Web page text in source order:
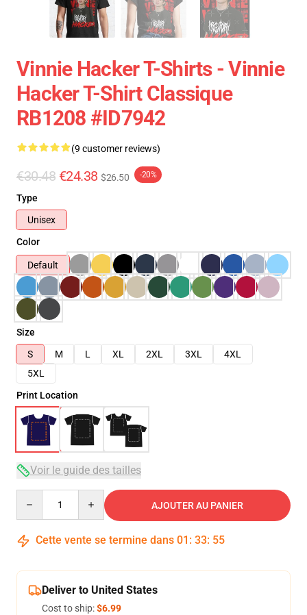
Vinnie Hacker T-Shirts - Vinnie
Hacker T-Shirt Classique
RB1208 #ID7942
(9 customer reviews)
€30.48 €24.38 $26.50 -20%
Type
Unisex
Color
Default
Size
S
M L XL 2XL 3XL
4XL
5XL
Print Location
Voir le guide des tailles
AJOUTER AU PANIER
Cette vente se termine dans 01 : 33: 54
Deliver to United States
Cost to ship:$6.99